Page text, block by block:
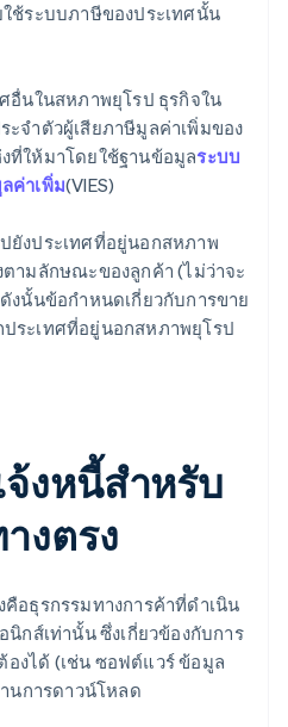
ช้ระบบภาษีของประเทศนั้น
อื่นในสหภาพยุโรป ธุรกิจใน
จําตัวผู้เสียภาษีมูลค่าเพิ่มของ
ที่ให้มาโดยใช้ฐานข้อมูลระบบ
ค่าเพิ่ม(VIES)
ยังประเทศที่อยู่นอกสหภาพ
ามลักษณะของลูกค้า (ไม่ว่าจะ
งนั้นข้อกําหนดเกี่ยวกับการขาย
ระเทศที่อยู่นอกสหภาพยุโรป
งหนี้สําหรับ
งตรง
อธุรกรรมทางการค้าที่ดําเนิน
นิกส์เท่านั้น ซึ่งเกี่ยวข้องกับการ
ได้ (เช่น ซอฟต์แวร์ ข้อมูล
นการดาวน์โหลด